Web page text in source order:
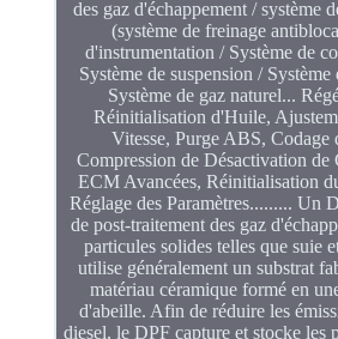
des gaz d'échappement / système
(système de freinage
d'instrumentation / Système de
Système de suspension /
Système de gaz naturel...
Réinitialisation d'Huile,
Vitesse, Purge ABS, Codage
Compression de Désactivation
ECM Avancées, Réinitialisation
Réglage des Paramètres......... Un
de post-traitement des gaz
particules solides telles que suie
utilise généralement un substrat
matériau céramique formé en
d'abeille. Afin de réduire les
diesel, le DPF capture et stocke les